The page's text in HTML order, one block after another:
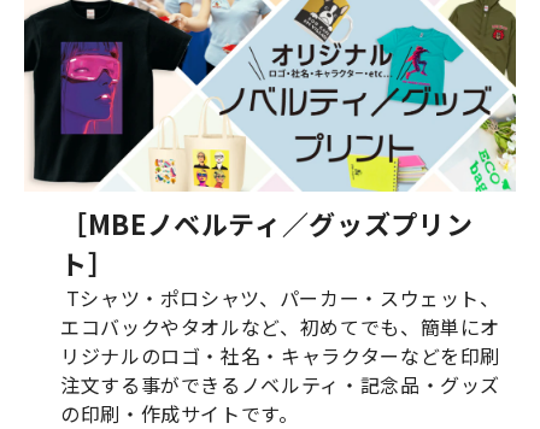
［MBEノベルティ／グッズプリン
ト］
Tシャツ・ポロシャツ、パーカー・スウェット、
エコバックやタオルなど、初めてでも、簡単にオ
リジナルのロゴ・社名・キャラクターなどを印刷
注文する事ができるノベルティ・記念品・グッズ
の印刷・作成サイトです。